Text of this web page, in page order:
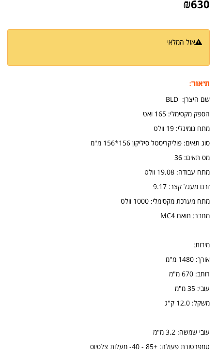
630
אזל המלאי
תיאור:
שם היצרן: BLD
הספק מקסימלי: 165 ואט
מתח נומינלי: 19 וולט
סוג תאים: פוליקריסטל סיליקון 156*156 מ"מ
מס תאים: 36
מתח עבודה: 19.08 וולט
זרם מעגל קצר: 9.17
מתח מערכת מקסימלי: 1000 וולט
מחבר: תואם MC4
מידות:
אורך: 1480 מ"מ
רוחב: 670 מ"מ
עובי: 35 מ"מ
משקל: 12.0 ק"ג
עובי שמשה: 3.2 מ"מ
טמפרטורת פעולה: +85 - 40- מעלות צלסיוס